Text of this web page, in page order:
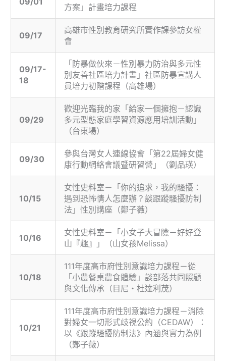
方案」計畫培力課程
09/17
高雄市性別教育研究所實作課參訪女權
會
09/17-
18
「防暴做伙來－性別暴力防治與多元性
別友善社區培力計畫」社區防暴宣講人
員培力初階課程（高雄場）
09/29
歡迎光臨我的家「給家一個擁抱－認識
多元型態家庭學習資源應用培訓活動」
（台東場）
09/30
參與台灣女人連線協會「第22屆婦女健
康行動網絡會議暨研習營」（劉品瑛）
10/15
女性史料室－「你的追求，我的騷擾：
遇到恐怖情人怎麼辦？談跟蹤騷擾防制
法」性別講座（鄭子薇）
10/16
女性史料室－「小女子大冒險－好好登
山『趣』」（山女孩Melissa）
10/18
111年度高市府性別意識培力課程－從
「小農餐桌農食體驗」談部落共同照顧
與文化傳承（目尼・杜達利茂）
10/21
111年度高市府性別意識培力課程－消除
對婦女一切形式歧視公約（CEDAW）：
以《跟蹤騷擾防制法》內涵與實力為例
（鄭子薇）